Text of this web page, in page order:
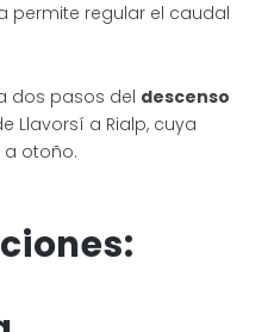
permite regular el caudal
dos pasos del descenso
Llavorsí a Rialp, cuya
otoño.